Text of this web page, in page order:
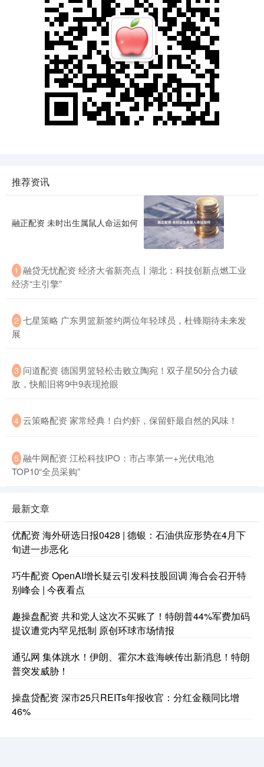
推荐资讯
融正配资 未时出生属鼠人命运如何
1 融贷无忧配资 经济大省新亮点丨湖北：科技创新点燃工业
经济“主引擎”
2 七星策略 广东男篮新签约两位年轻球员，杜锋期待未来发
展
3 问道配资 德国男篮轻松击败立陶宛！双子星50分合力破
敌，快船旧将9中9表现抢眼
4 云策略配资 家常经典！白灼虾，保留虾最自然的风味！
5 融牛网配资 江松科技IPO：市占率第一+光伏电池
TOP10“全员采购”
最新文章
优配资 海外研选日报0428 | 德银：石油供应形势在4月下
旬进一步恶化
巧牛配资 OpenAI增长疑云引发科技股回调 海合会召开特
别峰会 | 今夜看点
趣操盘配资 共和党人这次不买账了！特朗普44%军费加码
提议遭党内罕见抵制 原创环球市场情报
通弘网 集体跳水！伊朗、霍尔木兹海峡传出新消息！特朗
普突发威胁！
操盘贷配资 深市25只REITs年报收官：分红金额同比增
46%